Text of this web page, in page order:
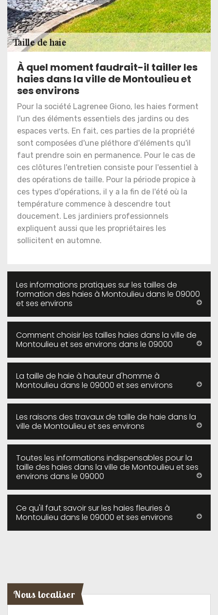
À quel moment faudrait-il tailler les
haies dans la ville de Montoulieu et
ses environs
Pour la société Lagrenee Giono, les haies forment
l'un des éléments essentiels des jardins ou des
espaces verts. En fait, ces parties de la propriété
sont composées d'une pléthore d'éléments qu'il
faut prendre soin en permanence. Pour le cas de
ces clôtures l'entretien consiste pour l'essentiel à
des opérations de taille. Pour la période propice à
ces types d'opérations, il y a la fin de l'été où la
température commence à descendre tout
doucement. Les jardiniers professionnels
expliquent aussi que les propriétaires les
sollicitent en automne.
Les informations pratiques sur les tailles de
formation des haies à Montoulieu dans le 09000
et ses environs
Comment choisir les tailles haies dans la ville de
Montoulieu et ses environs dans le 09000
La taille de haie à hauteur d'homme à
Montoulieu dans le 09000 et ses environs
Les raisons des travaux de taille de haie dans la
ville de Montoulieu et ses environs
Toutes les informations indispensables pour la
taille des haies dans la ville de Montoulieu et ses
environs dans le 09000
Ce qu'il faut savoir sur les haies fleuries à
Montoulieu dans le 09000 et ses environs
Nous localiser